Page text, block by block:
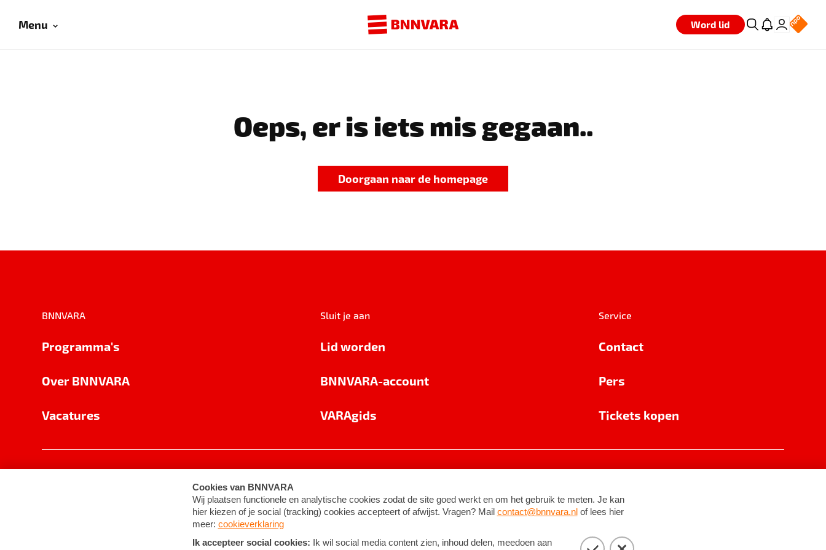
Menu Word lid
Oeps, er is iets mis gegaan..
Doorgaan naar de homepage
BNNVARA
Programma's
Over BNNVARA
Vacatures
Sluit je aan
Lid worden
BNNVARA-account
VARAgids
Service
Contact
Pers
Tickets kopen
Cookie-instellingen Algemene voorwaarden ©2026BNNVARA